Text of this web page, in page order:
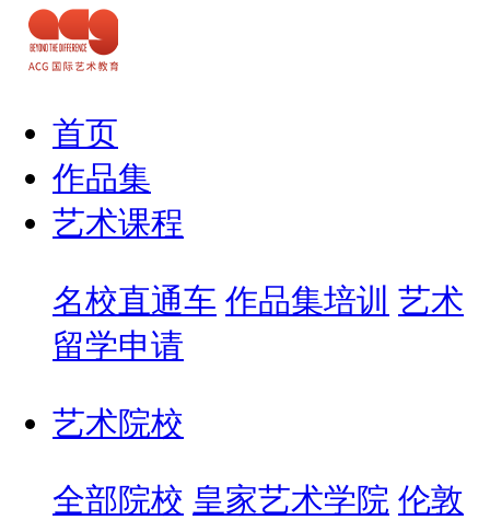
首页
作品集
艺术课程
名校直通车 作品集培训 艺术
留学申请
艺术院校
全部院校 皇家艺术学院 伦敦